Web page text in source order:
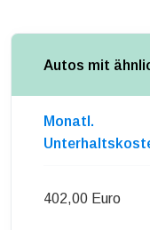
Autos mit
Monatl.
402,00 Euro